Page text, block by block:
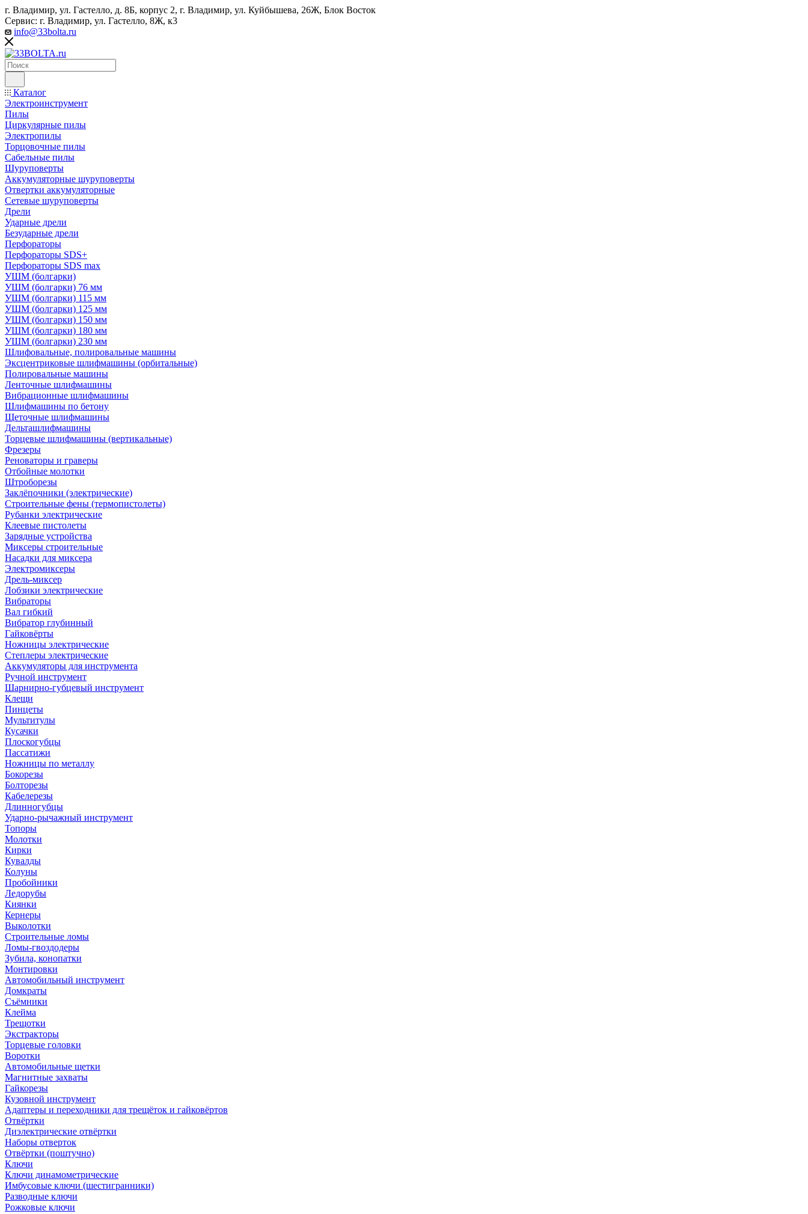
г. Владимир, ул. Гастелло, д. 8Б, корпус 2, г. Владимир, ул. ​Куйбышева, 26Ж, Блок Восток
Сервис: г. Владимир, ул. Гастелло, 8Ж, к3
info@33bolta.ru
Каталог
Электроинструмент
Пилы
Циркулярные пилы
Электропилы
Торцовочные пилы
Сабельные пилы
Шуруповерты
Аккумуляторные шуруповерты
Отвертки аккумуляторные
Сетевые шуруповерты
Дрели
Ударные дрели
Безударные дрели
Перфораторы
Перфораторы SDS+
Перфораторы SDS max
УШМ (болгарки)
УШМ (болгарки) 76 мм
УШМ (болгарки) 115 мм
УШМ (болгарки) 125 мм
УШМ (болгарки) 150 мм
УШМ (болгарки) 180 мм
УШМ (болгарки) 230 мм
Шлифовальные, полировальные машины
Эксцентриковые шлифмашины (орбитальные)
Полировальные машины
Ленточные шлифмашины
Вибрационные шлифмашины
Шлифмашины по бетону
Щеточные шлифмашины
Дельташлифмашины
Торцевые шлифмашины (вертикальные)
Фрезеры
Реноваторы и граверы
Отбойные молотки
Штроборезы
Заклёпочники (электрические)
Строительные фены (термопистолеты)
Рубанки электрические
Клеевые пистолеты
Зарядные устройства
Миксеры строительные
Насадки для миксера
Электромиксеры
Дрель-миксер
Лобзики электрические
Вибраторы
Вал гибкий
Вибратор глубинный
Гайковёрты
Ножницы электрические
Степлеры электрические
Аккумуляторы для инструмента
Ручной инструмент
Шарнирно-губцевый инструмент
Клещи
Пинцеты
Мультитулы
Кусачки
Плоскогубцы
Пассатижи
Ножницы по металлу
Бокорезы
Болторезы
Кабелерезы
Длинногубцы
Ударно-рычажный инструмент
Топоры
Молотки
Кирки
Кувалды
Колуны
Пробойники
Ледорубы
Киянки
Кернеры
Выколотки
Строительные ломы
Ломы-гвоздодеры
Зубила, конопатки
Монтировки
Автомобильный инструмент
Домкраты
Съёмники
Клейма
Трещотки
Экстракторы
Торцевые головки
Воротки
Автомобильные щетки
Магнитные захваты
Гайкорезы
Кузовной инструмент
Адаптеры и переходники для трещёток и гайковёртов
Отвёртки
Диэлектрические отвёртки
Наборы отверток
Отвёртки (поштучно)
Ключи
Ключи динамометрические
Имбусовые ключи (шестигранники)
Разводные ключи
Рожковые ключи